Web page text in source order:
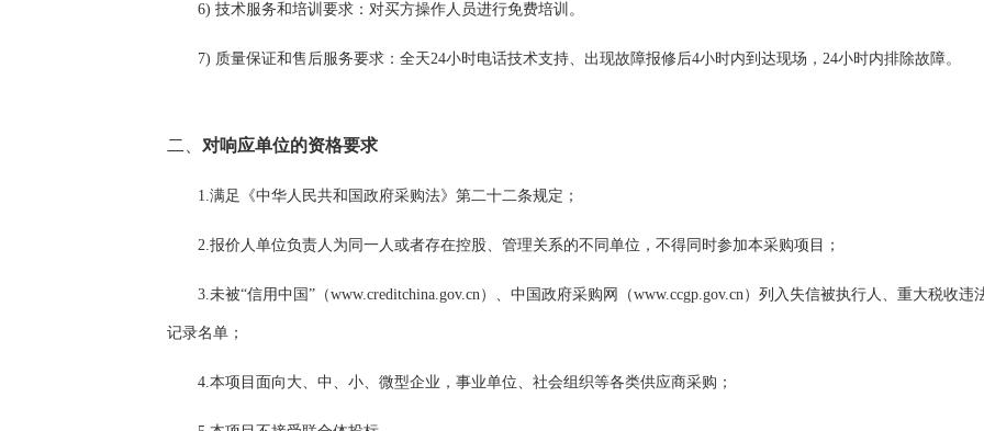
6) 技术服务和培训要求：对买方操作人员进行免费培训。
7) 质量保证和售后服务要求：全天24小时电话技术支持、 出现故障报修后4小时内到达现场， 24小时内排除故障。
二、 对响应单位的资格要求
1.满足《中华人民共和国政府采购法》第二十二条规定；
2.报价人单位负责人为同一人或者存在控股、管理关系的不同单位，不得同时参加本采购项目；
3.未被“信用中国”（www.creditchina.gov.cn）、中国政府采购网（www.ccgp.gov.cn）列入失信被执行人、重大税收
记录名单；
4.本项目面向大、中、小、微型企业，事业单位、社会组织等各类供应商采购；